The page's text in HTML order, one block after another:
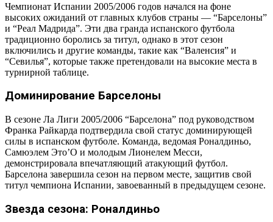
Чемпионат Испании 2005/2006 годов начался на фоне
высоких ожиданий от главных клубов страны — “Барселоны”
и “Реал Мадрида”. Эти два гранда испанского футбола
традиционно боролись за титул, однако в этот сезон
включились и другие команды, такие как “Валенсия” и
“Севилья”, которые также претендовали на высокие места в
турнирной таблице.
Доминирование Барселоны
В сезоне Ла Лиги 2005/2006 “Барселона” под руководством
Франка Райкарда подтвердила свой статус доминирующей
силы в испанском футболе. Команда, ведомая Роналдиньо,
Самюэлем Это’О и молодым Лионелем Месси,
демонстрировала впечатляющий атакующий футбол.
Барселона завершила сезон на первом месте, защитив свой
титул чемпиона Испании, завоеванный в предыдущем сезоне.
Звезда сезона: Роналдиньо